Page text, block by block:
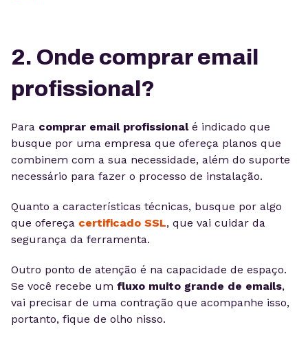
2. Onde comprar email
profissional?
Para comprar email profissionalé indicado que
busque por uma empresa que ofereça planos que
combinem com a sua necessidade, além do suporte
necessário para fazer o processo de instalação.
Quanto a características técnicas, busque por algo
que ofereça certificado SSL, que vai cuidar da
segurança da ferramenta.
Outro ponto de atenção é na capacidade de espaço.
Se você recebe um fluxo muito grande de emails,
vai precisar de uma contração que acompanhe isso,
portanto, fique de olho nisso.